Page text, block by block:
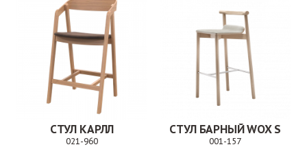
СТУЛ КАРЛЛ
021-960
СТУЛ БАРНЫЙ WOX S
001-157